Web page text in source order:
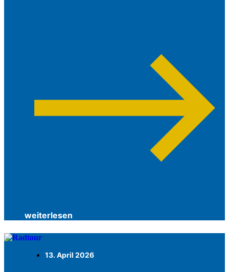
weiterlesen
13. April 2026